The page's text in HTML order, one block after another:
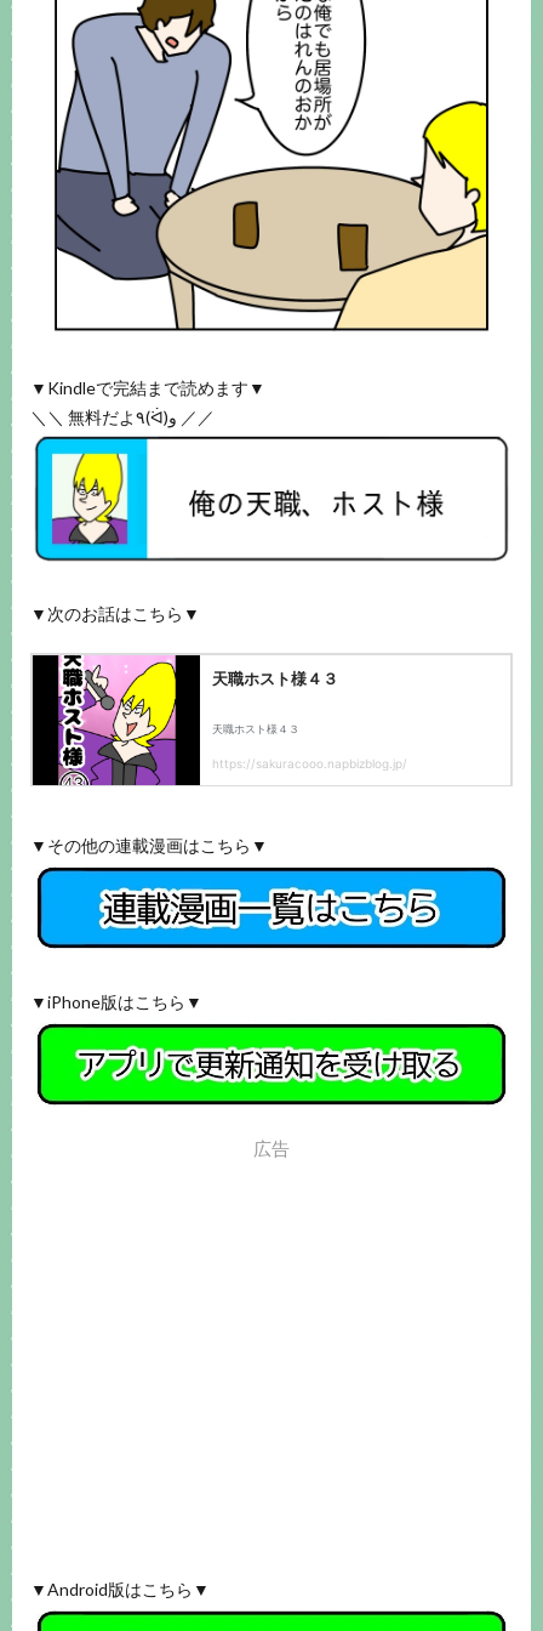
▼Kindleで完結まで読めます▼
＼＼ 無料だよ٩(ᐛ)و ／／
▼次のお話はこちら▼
▼その他の連載漫画はこちら▼
▼iPhone版はこちら▼
広告
▼Android版はこちら▼